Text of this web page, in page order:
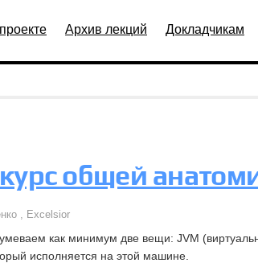
Архив лекций Докладчикам
общей
, Excelsior
как минимум две вещи: JVM
исполняется на этой машине.